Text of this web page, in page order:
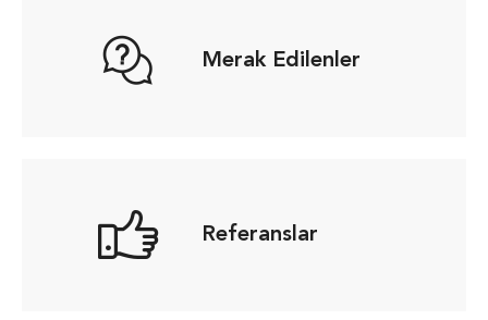
Merak Edilenler
Referanslar